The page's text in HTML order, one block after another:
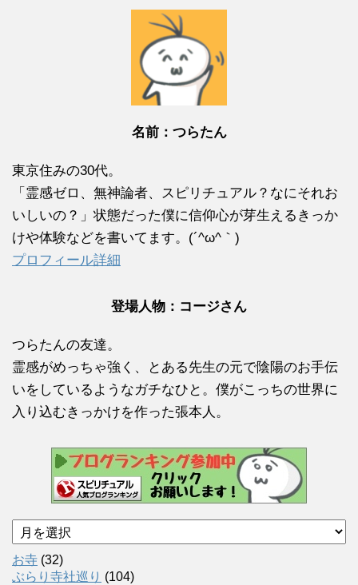
名前：つらたん
東京住みの30代。
「霊感ゼロ、無神論者、スピリチュアル？なにそれお
いしいの？」状態だった僕に信仰心が芽生えるきっか
けや体験などを書いてます。(´^ω^｀)
プロフィール詳細
登場人物：コージさん
つらたんの友達。
霊感がめっちゃ強く、とある先生の元で陰陽のお手伝
いをしているようなガチなひと。僕がこっちの世界に
入り込むきっかけを作った張本人。
ア
ー
カ
イ
お寺 (32)
ぶらり寺社巡り (104)